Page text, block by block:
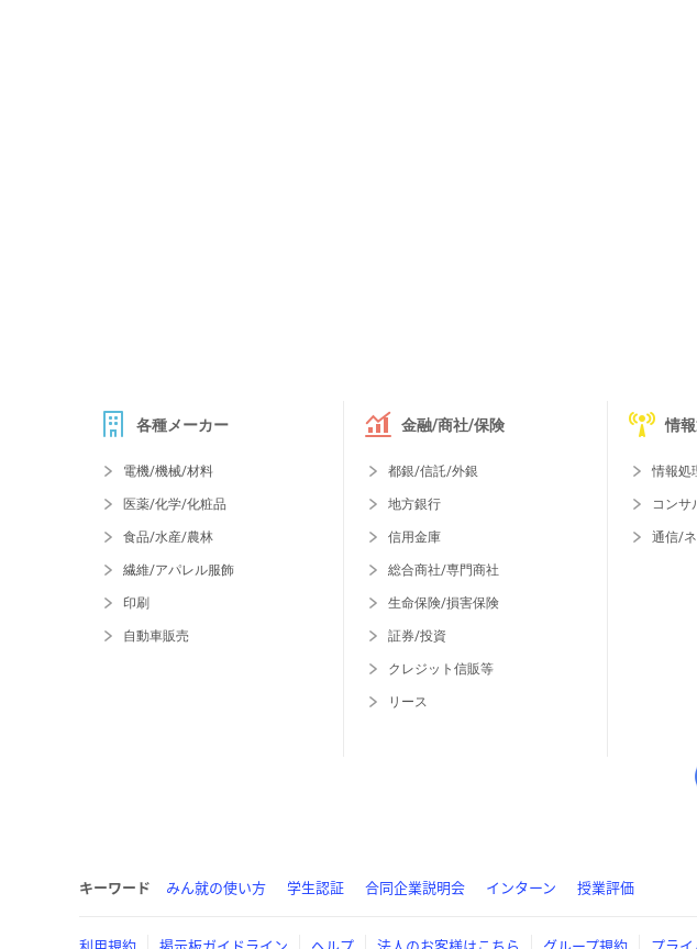
各種メーカー
電機/機械/材料
医薬/化学/化粧品
食品/水産/農林
繊維/アパレル服飾
印刷
自動車販売
金融/商社/保険
都銀/信託/外銀
地方銀行
信用金庫
総合商社/専門商社
生命保険/損害保険
証券/投資
クレジット信販等
リース
情
情報処
コンサ
通信/
キーワード みん就の使い方 学生認証 合同企業説明会 インターン 授業評価